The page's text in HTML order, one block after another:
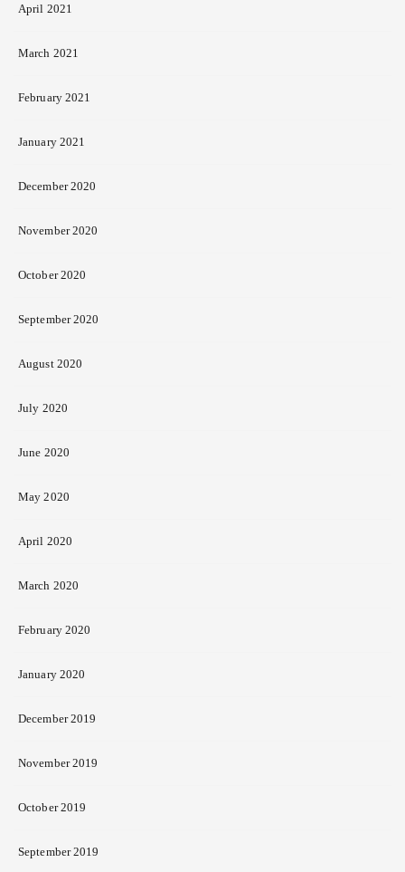
April 2021
March 2021
February 2021
January 2021
December 2020
November 2020
October 2020
September 2020
August 2020
July 2020
June 2020
May 2020
April 2020
March 2020
February 2020
January 2020
December 2019
November 2019
October 2019
September 2019